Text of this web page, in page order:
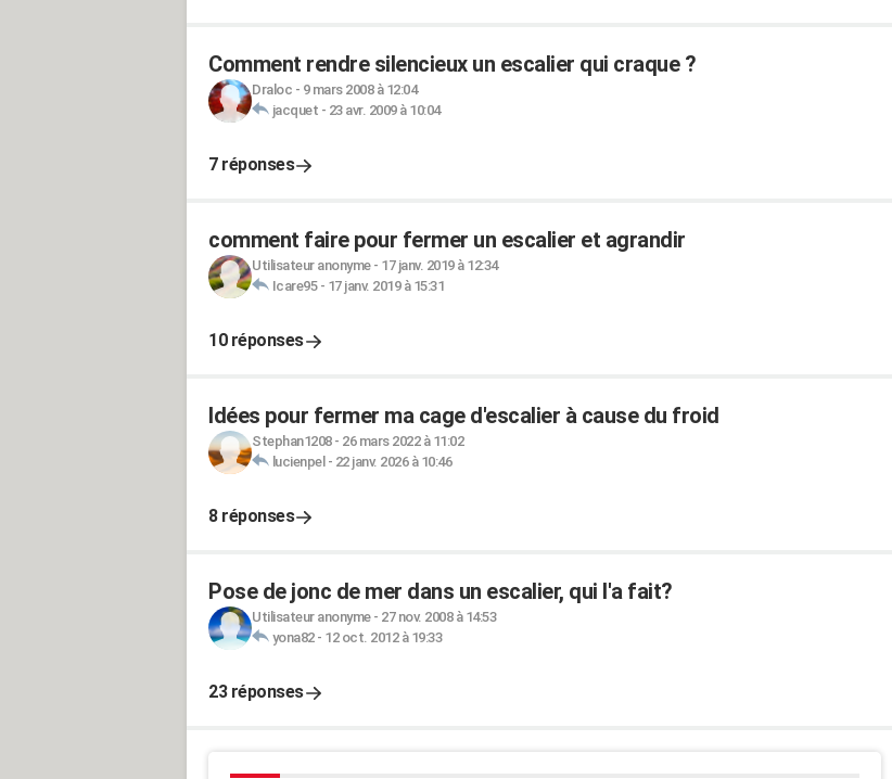
Comment rendre silencieux un escalier qui craque ?
Draloc - 9 mars 2008 à 12:04
jacquet - 23 avr. 2009 à 10:04
7 réponses
comment faire pour fermer un escalier et agrandir
Utilisateur anonyme- 17 janv. 2019 à 12:34
Icare95- 17 janv. 2019 à 15:31
10 réponses
Idées pour fermer ma cage d'escalier à cause du froid
Stephan1208- 26 mars 2022 à 11:02
lucienpel - 22 janv. 2026 à 10:46
8 réponses
Pose de jonc de mer dans un escalier, qui l'a fait?
Utilisateur anonyme- 27 nov. 2008 à 14:53
yona82- 12 oct. 2012 à 19:33
23 réponses